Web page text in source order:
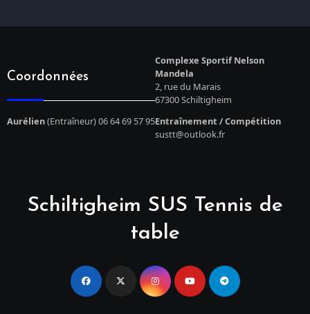
Coordonnées
Complexe Sportif Nelson
Mandela
2, rue du Marais
67300 Schiltigheim
Aurélien(Entraîneur) 06 64 69 57 95Entraînement / Compétition
sustt@outlook.fr
Schiltigheim SUS Tennis de
table